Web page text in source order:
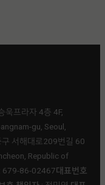
욱프라자 4층 4F,
gu, Seoul,
서해대로209번길 60
Republic of
: 679-86-02467ㅤ대표번호